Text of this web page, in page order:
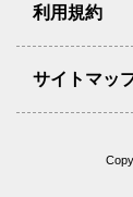
利用規約
サイトマッ